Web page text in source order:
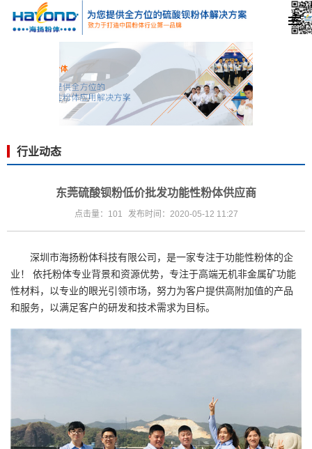
行业动态
东莞硫酸钡粉低价批发功能性粉体供应商
点击量：101 发布时间：2020-05-12 11:27
深圳市海扬粉体科技有限公司 ，是一家专注于功能性粉体的企
业！ 依托粉体专业背景和资源优势，专注于高端无机非金属矿功能
性材料，以专业的眼光引领市场，努力为客户提供高附加值的产品
和服务，以满足客户的研发和技术需求为目标。